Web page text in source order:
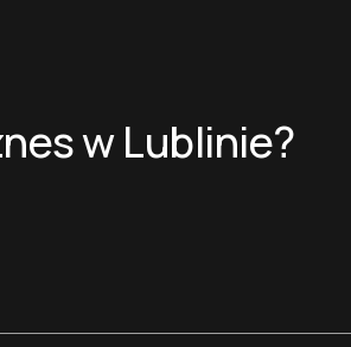
w Lublinie?